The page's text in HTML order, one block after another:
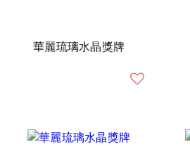
華麗琉璃水晶獎牌